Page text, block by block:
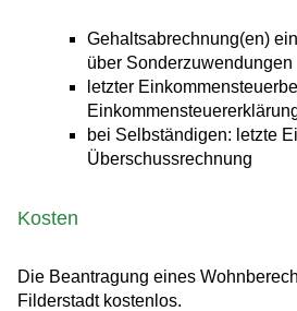
Gehaltsabrechnung(en)
über Sonderzuwendungen
letzter
bei Selbständigen: letzte
Überschussrechnung
Kosten
Die Beantragung eines
Filderstadt kostenlos.